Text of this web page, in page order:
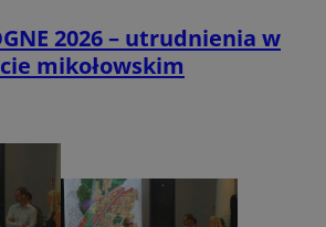
2026 – utrudnienia w
mikołowskim